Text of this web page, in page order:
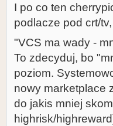
I po co ten
podlacze pod crt/
"VCS ma wady -
To zdecyduj, bo
poziom.
nowy marketplace
do jakis mniej
highrisk/